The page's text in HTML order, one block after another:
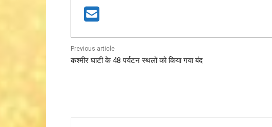
Previous article
कश्मीर घाटी के 48 पर्यटन स्थलों को किया गया बंद